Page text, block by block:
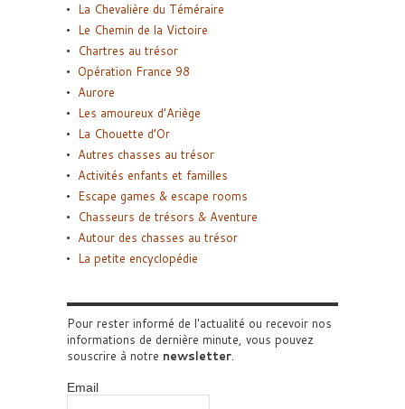
La Chevalière du Téméraire
Le Chemin de la Victoire
Chartres au trésor
Opération France 98
Aurore
Les amoureux d’Ariège
La Chouette d’Or
Autres chasses au trésor
Activités enfants et familles
Escape games & escape rooms
Chasseurs de trésors & Aventure
Autour des chasses au trésor
La petite encyclopédie
Pour rester informé de l'actualité ou recevoir nos
informations de dernière minute, vous pouvez
souscrire à notre newsletter.
Email